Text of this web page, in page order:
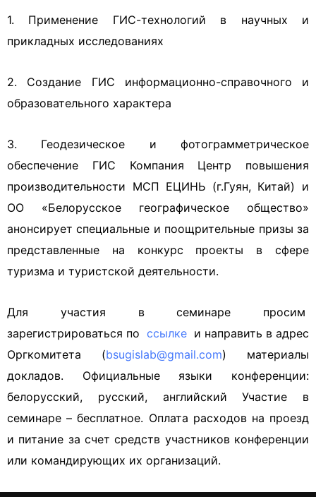
1. Применение ГИС-технологий в научных и
прикладных исследованиях
2. Создание ГИС информационно-справочного и
образовательного характера
3. Геодезическое и фотограмметрическое
обеспечение ГИС Компания Центр повышения
производительности МСП ЕЦИНЬ (г.Гуян, Китай) и
ОО «Белорусское географическое общество»
анонсирует специальные и поощрительные призы за
представленные на конкурс проекты в сфере
туризма и туристской деятельности.
Для участия в семинаре просим
зарегистрироваться по ссылке и направить в адрес
Оргкомитета (bsugislab@gmail.com) материалы
докладов. Официальные языки конференции:
белорусский, русский, английский Участие в
семинаре – бесплатное. Оплата расходов на проезд
и питание за счет средств участников конференции
или командирующих их организаций.